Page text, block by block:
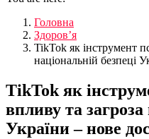
Головна
Здоров’я
TikTok як інструмент
національній безпеці
TikTok як
впливу та загроза
України – нове